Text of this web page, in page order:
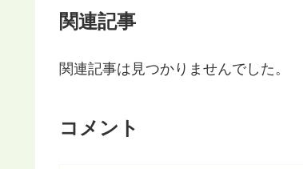
関連記事
関連記事は見つかりませんでした。
コメント